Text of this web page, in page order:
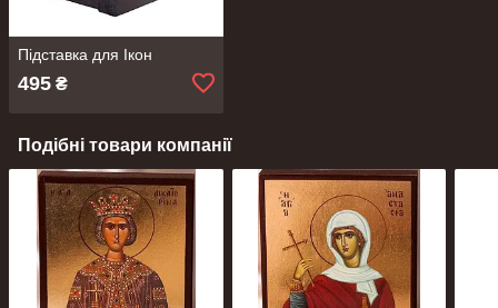
Підставка для Ікон
495 ₴
Подібні товари компанії